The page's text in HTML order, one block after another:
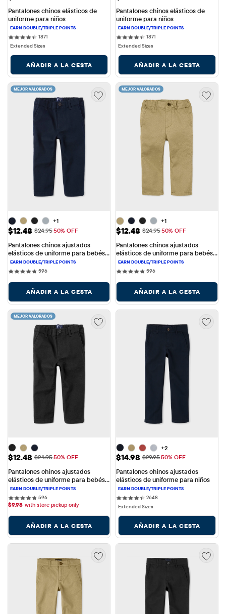
Pantalones chinos elásticos de
uniforme para niños
1871
Extended Sizes
AÑADIR A LA CESTA
Pantalones chinos elásticos de
uniforme para niños
1871
Extended Sizes
AÑADIR A LA CESTA
MEJOR VALORADOS
+1
Precio de venta: $12.48
$12.48 Precio original: $24.95
$24.9550% OFF
Pantalones chinos ajustados
elásticos de uniforme para bebés
y niños pequeños
596596 reviews
AÑADIR A LA CESTA
MEJOR VALORADOS
+1
Precio de venta: $12.48
$12.48 Precio original: $24.95
$24.9550% OFF
Pantalones chinos ajustados
elásticos de uniforme para bebés
y niños pequeños
596596 reviews
AÑADIR A LA CESTA
MEJOR VALORADOS
Precio de venta: $12.48
$12.48 Precio original: $24.95
$24.9550% OFF
Pantalones chinos ajustados
elásticos de uniforme para bebés
y niños pequeños
596596 reviews
$9.98 with store pickup only
AÑADIR A LA CESTA
+2
Precio de venta: $14.98
$14.98 Precio original: $29.95
$29.9550% OFF
Pantalones chinos ajustados
elásticos de uniforme para niños
26482648 reviews
Extended Sizes
AÑADIR A LA CESTA